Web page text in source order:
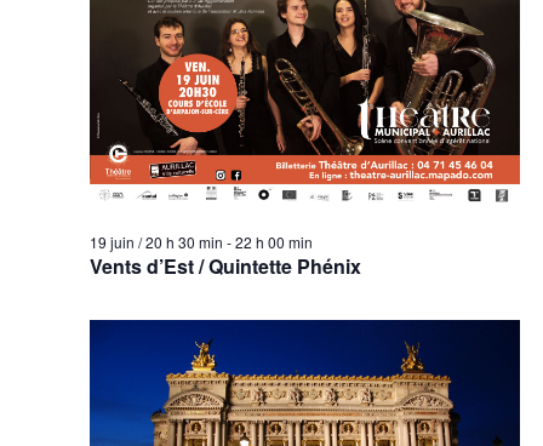
Vents d’Est / Quintette Phénix
19 juin / 20 h 30 min -22 h 00 min